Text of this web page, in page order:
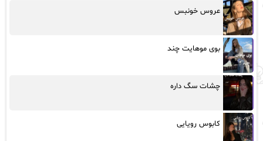
عروس خونبس
بوی موهایت چند
چشات سگ داره
کابوس رویایی